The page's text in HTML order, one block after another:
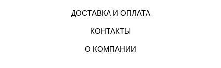
ДОСТАВКА И ОПЛАТА
КОНТАКТЫ
О КОМПАНИИ